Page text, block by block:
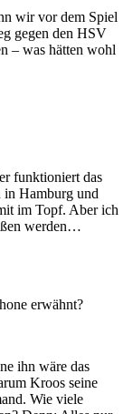
wir vor dem Spiel
gegen den HSV
– was hätten wohl
funktioniert das
in Hamburg und
im Topf. Aber ich
werden…
erwähnt?
ihn wäre das
Kroos seine
Wie viele